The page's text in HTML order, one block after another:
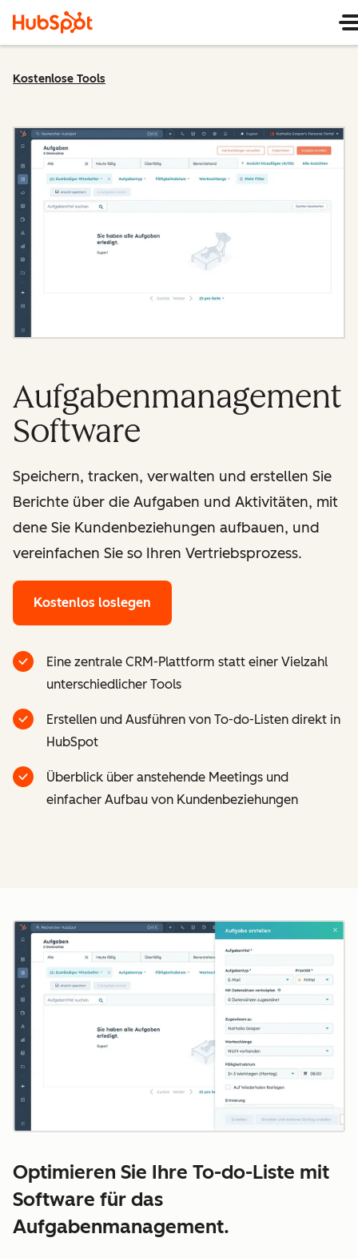
Kostenlose Tools
Aufgabenmanagement
Software
Speichern, tracken, verwalten und erstellen Sie
Berichte über die Aufgaben und Aktivitäten, mit
dene Sie Kundenbeziehungen aufbauen, und
vereinfachen Sie so Ihren Vertriebsprozess.
Kostenlos loslegen
Eine zentrale CRM-Plattform statt einer Vielzahl
unterschiedlicher Tools
Erstellen und Ausführen von To-do-Listen direkt in
HubSpot
Überblick über anstehende Meetings und
einfacher Aufbau von Kundenbeziehungen
Optimieren Sie Ihre To-do-Liste mit
Software für das
Aufgabenmanagement.